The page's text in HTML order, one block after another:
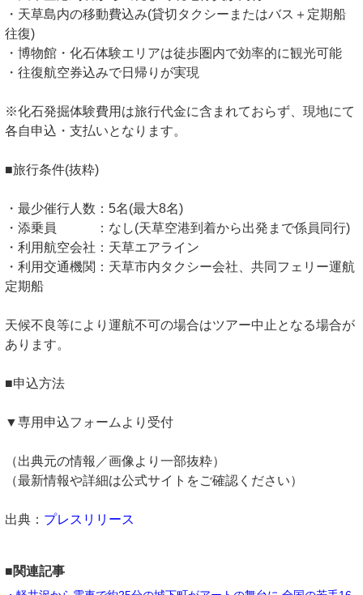
・天草島内の移動費込み(貸切タクシーまたはバス＋定期船
往復)
・博物館・化石体験エリアは徒歩圏内で効率的に観光可能
・往復航空券込みで日帰りが実現
※化石発掘体験費用は旅行代金に含まれておらず、現地にて
各自申込・支払いとなります。
■旅行条件(抜粋)
・最少催行人数：5名(最大8名)
・添乗員 ：なし(天草空港到着から出発まで係員同行)
・利用航空会社：天草エアライン
・利用交通機関：天草市内タクシー会社、共同フェリー運航
定期船
天候不良等により運航不可の場合はツアー中止となる場合が
あります。
■申込方法
▼専用申込フォームより受付
（出典元の情報／画像より一部抜粋）
（最新情報や詳細は公式サイトをご確認ください）
出典： プレスリリース
■関連記事